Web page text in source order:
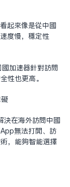
起来像是从中国
度慢，稳定性
加速器针对访问
性也更高。
决在海外访问中国
无法打开、访
，能够智能选择